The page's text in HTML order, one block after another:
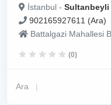
İstanbul - Sultanbeyli
902165927611 (Ara)
Battalgazi Mahallesi
(0)
Ara